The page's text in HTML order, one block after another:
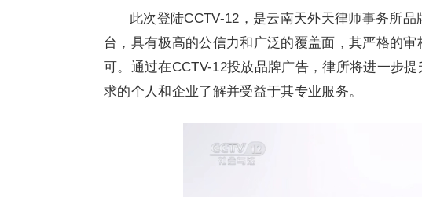
此次登陆CCTV-12，是云南天外天律师事务所
台，具有极高的公信力和广泛的覆盖面，其严格的
可。通过在CCTV-12投放品牌广告，律所将进一步
求的个人和企业了解并受益于其专业服务。